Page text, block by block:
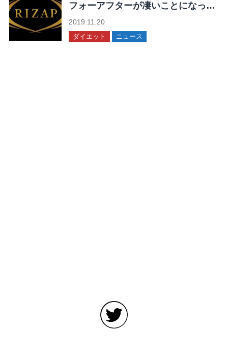
フォーアフターが凄いことになって
る！
2019.11.20
ダイエット ニュース